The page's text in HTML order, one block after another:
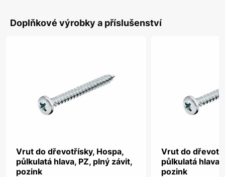
Doplňkové výrobky a příslušenství
Vrut do dřevotřísky, Hospa,
půlkulatá hlava, PZ, plný závit,
pozink
Vrut do
půlkulatá hlava,
pozink